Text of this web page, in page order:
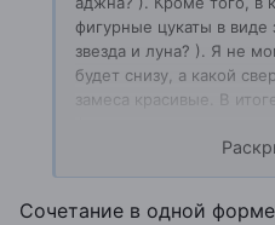
фигурные цукаты в виде
звезда и луна? ). Я не
будет снизу, а какой
замеса красивые. В
Сочетание в одной